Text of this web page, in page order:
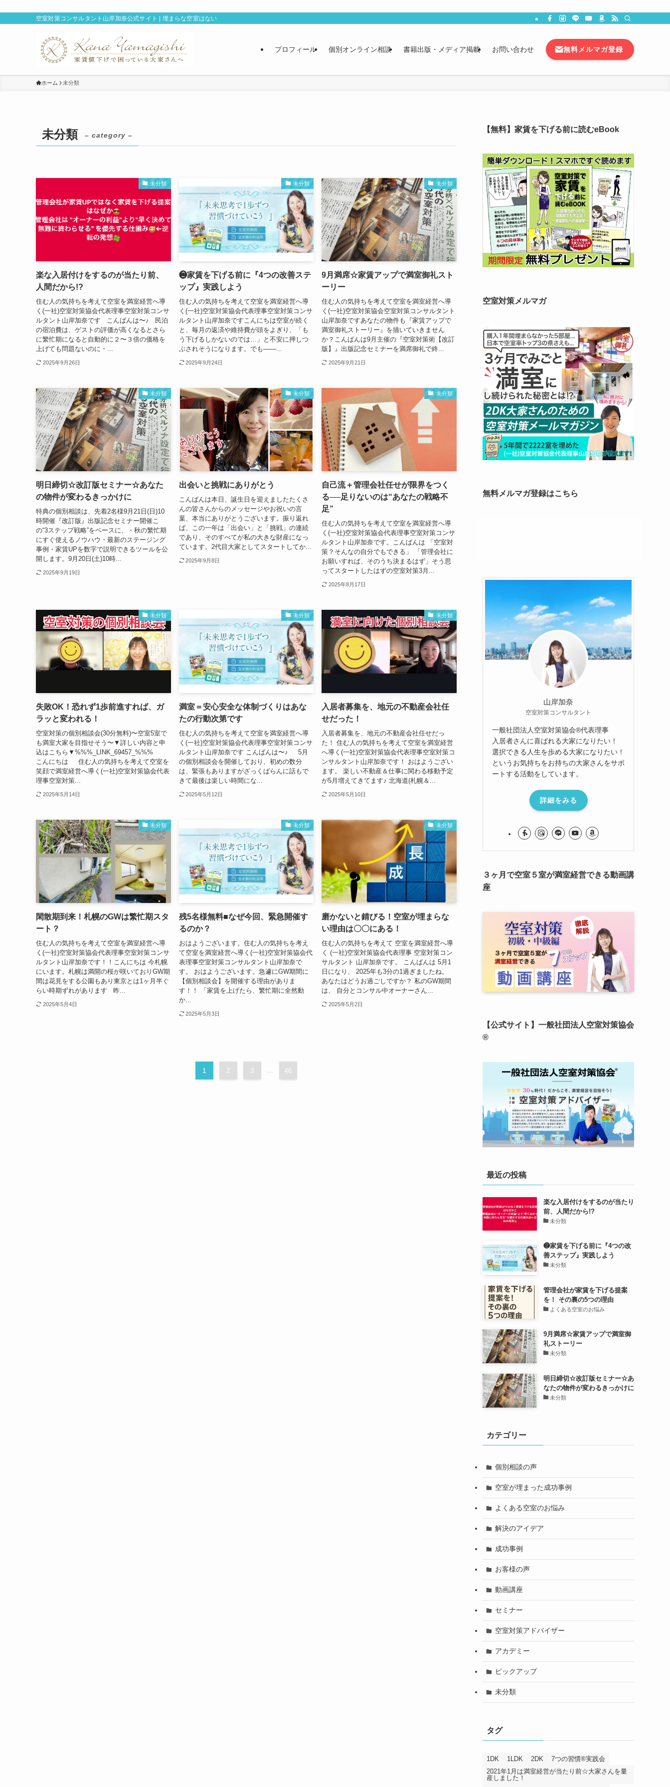
空室対策コンサルタント山岸加奈公式サイト | 埋まらな空室はない
プロフィール 個別オンライン相談 書籍出版・メディア掲載 お問い合わせ 無料メルマガ登録
ホーム 未分類
未分類 – category –
未分類
楽な入居付けをするのが当たり前、
人間だから!?
住む人の気持ちを考えて空室を満室経営へ導
く(一社)空室対策協会代表理事空室対策コンサ
ルタント山岸加奈です こんばんは〜♪ 民泊
の宿泊費は、ゲストの評価が高くなるとさら
に繁忙期になると自動的に２〜３倍の価格を
上げても問題ないのに・...
2025年9月26日
未分類
❷家賃を下げる前に『4つの改善ステ
ップ』実践しよう
住む人の気持ちを考えて空室を満室経営へ導
く(一社)空室対策協会代表理事空室対策コンサ
ルタント山岸加奈ですこんにちは空室が続く
と、毎月の返済や維持費が頭をよぎり、「も
う下げるしかないのでは…」と不安に押しつ
ぶされそうになります。でも――...
2025年9月24日
未分類
9月満席☆家賃アップで満室御礼スト
ーリー
住む人の気持ちを考えて空室を満室経営へ導
く(一社)空室対策協会空室対策コンサルタント
山岸加奈ですあなたの物件も『家賃アップで
満室御礼ストーリー』を描いていきません
か？こんばんは9月主催の『空室対策術【改訂
版】』出版記念セミナーを満席御礼で終...
2025年9月21日
未分類
明日締切☆改訂版セミナー☆あなた
の物件が変わるきっかけに
特典の個別相談は、先着2名様9月21日(日)10
時開催『改訂版』出版記念セミナー開催こ
の“3ステップ戦略”をベースに、・秋の繁忙期
にすぐ使えるノウハウ・最新のステージング
事例・家賃UPを数字で説明できるツールを公
開します。9月20日(土)10時...
2025年9月19日
未分類
出会いと挑戦にありがとう
こんばんは本日、誕生日を迎えましたたくさ
んの皆さんからのメッセージやお祝いの言
葉、本当にありがとうございます。振り返れ
ば、この一年は「出会い」と「挑戦」の連続
であり、そのすべてが私の大きな財産になっ
ています。2代目大家としてスタートしてか...
2025年9月8日
未分類
自己流＋管理会社任せが限界をつく
る──足りないのは“あなたの戦略不
足”
住む人の気持ちを考えて空室を満室経営へ導
く(一社)空室対策協会代表理事空室対策コンサ
ルタント山岸加奈です。こんばんは 「空室対
策？そんなの自分でもできる」 「管理会社に
お願いすれば、そのうち決まるはず」そう思
ってスタートしたはずの空室対策3月...
2025年8月17日
未分類
失敗OK！恐れず1歩前進すれば、ガ
ラッと変われる！
空室対策の個別相談会(30分無料)〜空室5室で
も満室大家を目指せそう〜▼詳しい内容と申
込はこちら▼%%%_LINK_69457_%%%
こんにちは 住む人の気持ちを考えて空室を
笑顔で満室経営へ導く(一社)空室対策協会代表
理事空室対策...
2025年5月14日
未分類
満室＝安心安全な体制づくりはあな
たの行動次第です
住む人の気持ちを考えて空室を満室経営へ導
く(一社)空室対策協会代表理事空室対策コンサ
ルタント山岸加奈です こんばんは〜♪ 5月
の個別相談会を開催しており、初めの数分
は、緊張もありますがざっくばらんに話もで
きて最後は楽しい時間にな...
2025年5月12日
未分類
入居者募集を、地元の不動産会社任
せだった！
入居者募集を、地元の不動産会社任せだっ
た！ 住む人の気持ちを考えて空室を満室経営
へ導く(一社)空室対策協会代表理事空室対策コ
ンサルタント山岸加奈です！ おはようござい
ます。 楽しい不動産＆仕事に関わる移動予定
が5月増えてきてます♪ 北海道(札幌＆...
2025年5月10日
未分類
閑散期到来！札幌のGWは繁忙期スタ
ート？
住む人の気持ちを考えて空室を満室経営へ導
く(一社)空室対策協会代表理事空室対策コンサ
ルタント山岸加奈です！！こんにちは 今札幌
にいます。札幌は満開の桜が咲いておりGW期
間は花見をする公園もあり東京とは1ヶ月半ぐ
らい時期ずれがあります 昨...
2025年5月4日
未分類
残5名様無料■なぜ今回、緊急開催す
るのか？
おはようございます。住む人の気持ちを考え
て空室を満室経営へ導く(一社)空室対策協会代
表理事空室対策コンサルタント山岸加奈で
す。 おはようございます。急遽にGW期間に
【個別相談会】を開催する理由がありま
す！！ 「家賃を上げたら、繁忙期に全然動
か...
2025年5月3日
未分類
磨かないと錆びる！空室が埋まらな
い理由は〇〇にある！
住む人の気持ちを考えて 空室を満室経営へ導
く (一社)空室対策協会代表理事 空室対策コン
サルタント 山岸加奈です。 こんばんは 5月1
日になり、 2025年も3分の1過ぎましたね。
あなたはどうお過ごしですか？ 私のGW期間
は、 自分とコンサル中オーナーさん...
2025年5月2日
1 2 3 ... 46
【無料】家賃を下げる前に読むeBook
空室対策メルマガ
無料メルマガ登録はこちら
山岸加奈
空室対策コンサルタント
一般社団法人空室対策協会®︎代表理事
入居者さんに喜ばれる大家になりたい！
選択できる人生を歩める大家になりたい！
というお気持ちをお持ちの大家さんをサポ
ートする活動をしています。
詳細をみる
３ヶ月で空室５室が満室経営できる動画講
座
【公式サイト】一般社団法人空室対策協会
®︎
最近の投稿
楽な入居付けをするのが当たり
前、人間だから!?
未分類
❷家賃を下げる前に『4つの改
善ステップ』実践しよう
未分類
管理会社が家賃を下げる提案
を！ その裏の5つの理由
よくある空室のお悩み
9月満席☆家賃アップで満室御
礼ストーリー
未分類
明日締切☆改訂版セミナー☆あ
なたの物件が変わるきっかけに
未分類
カテゴリー
個別相談の声
空室が埋まった成功事例
よくある空室のお悩み
解決のアイデア
成功事例
お客様の声
動画講座
セミナー
空室対策アドバイザー
アカデミー
ピックアップ
未分類
タグ
1DK 1LDK 2DK
7つの習慣®️実践会
2021年1月は満室経営が当たり前☆大家さんを量
産しました！